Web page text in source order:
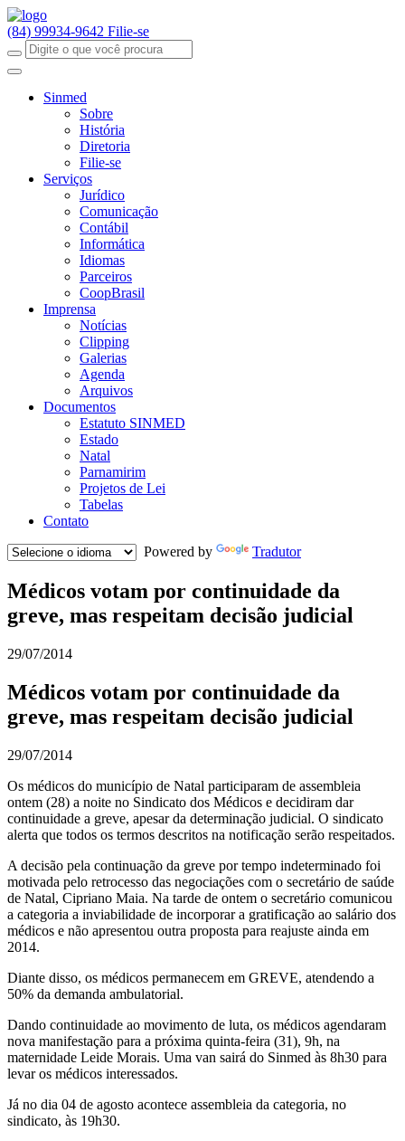
(84) 99934-9642 Filie-se
Sinmed
Sobre
História
Diretoria
Filie-se
Serviços
Jurídico
Comunicação
Contábil
Informática
Idiomas
Parceiros
CoopBrasil
Imprensa
Notícias
Clipping
Galerias
Agenda
Arquivos
Documentos
Estatuto SINMED
Estado
Natal
Parnamirim
Projetos de Lei
Tabelas
Contato
Powered by
Tradutor
Médicos votam por continuidade da
greve, mas respeitam decisão judicial
29/07/2014
Médicos votam por continuidade da
greve, mas respeitam decisão judicial
29/07/2014
Os médicos do município de Natal participaram de assembleia
ontem (28) a noite no Sindicato dos Médicos e decidiram dar
continuidade a greve, apesar da determinação judicial. O sindicato
alerta que todos os termos descritos na notificação serão respeitados.
A decisão pela continuação da greve por tempo indeterminado foi
motivada pelo retrocesso das negociações com o secretário de saúde
de Natal, Cipriano Maia. Na tarde de ontem o secretário comunicou
a categoria a inviabilidade de incorporar a gratificação ao salário dos
médicos e não apresentou outra proposta para reajuste ainda em
2014.
Diante disso, os médicos permanecem em GREVE, atendendo a
50% da demanda ambulatorial.
Dando continuidade ao movimento de luta, os médicos agendaram
nova manifestação para a próxima quinta-feira (31), 9h, na
maternidade Leide Morais. Uma van sairá do Sinmed às 8h30 para
levar os médicos interessados.
Já no dia 04 de agosto acontece assembleia da categoria, no
sindicato, às 19h30.